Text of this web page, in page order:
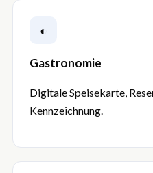
◐
Gastronomie
Digitale Speisekarte,
Kennzeichnung.